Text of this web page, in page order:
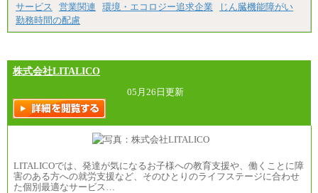
サービス
営業関連 環境・エコロジー追求企業
じん臓機能障がい
勤務時間の配慮
株式会社LITALICO
05月26日更新
LITALICOでは、発達が気になるお子様への教育支援や、働くことに障
害のある方への就労支援など、そのひとりのライフステージに合わせ
た個別最適なサービス…